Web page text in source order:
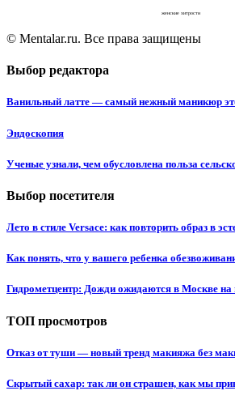
женские хитрости
© Mentalar.ru. Все права защищены
Выбор редактора
Ванильный латте — самый нежный маникюр
Эндоскопия
Ученые узнали, чем обусловлена польза
Выбор посетителя
Лето в стиле Versace: как повторить образ в
Как понять, что у вашего ребенка
Гидрометцентр: Дожди ожидаются в Москве на
ТОП просмотров
Отказ от туши — новый тренд макияжа без
Скрытый сахар: так ли он страшен, как мы